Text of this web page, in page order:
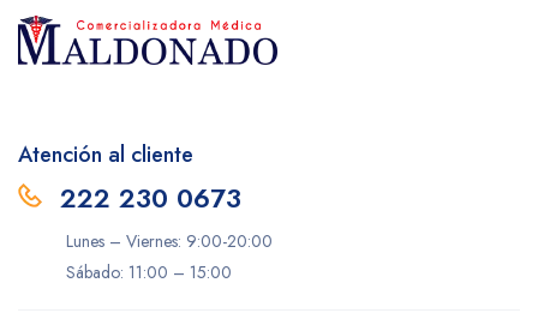
Atención al cliente
222 230 0673
Lunes – Viernes: 9:00-20:00
Sábado: 11:00 – 15:00